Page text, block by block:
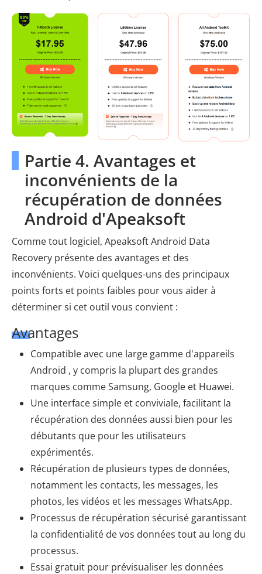
Partie 4. Avantages et
inconvénients de la
récupération de données
Android d'Apeaksoft
Comme tout logiciel, Apeaksoft Android Data
Recovery présente des avantages et des
inconvénients. Voici quelques-uns des principaux
points forts et points faibles pour vous aider à
déterminer si cet outil vous convient :
Avantages
Compatible avec une large gamme d'appareils
Android , y compris la plupart des grandes
marques comme Samsung, Google et Huawei.
Une interface simple et conviviale, facilitant la
récupération des données aussi bien pour les
débutants que pour les utilisateurs
expérimentés.
Récupération de plusieurs types de données,
notamment les contacts, les messages, les
photos, les vidéos et les messages WhatsApp.
Processus de récupération sécurisé garantissant
la confidentialité de vos données tout au long du
processus.
Essai gratuit pour prévisualiser les données